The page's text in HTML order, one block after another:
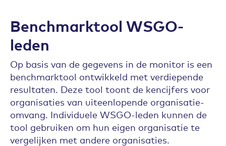
Benchmarktool WSGO-
leden
Op basis van de gegevens in de monitor is een
benchmarktool ontwikkeld met verdiepende
resultaten. Deze tool toont de kencijfers voor
organisaties van uiteenlopende organisatie-
omvang. Individuele WSGO-leden kunnen de
tool gebruiken om hun eigen organisatie te
vergelijken met andere organisaties.